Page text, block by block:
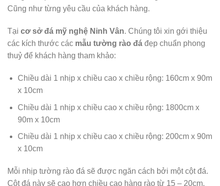
Cũng như từng yêu cầu của khách hàng.
Tại cơ sở đá mỹ nghệ Ninh Vân. Chúng tôi xin gới thiệu
các kích thước các mẫu tường rào đá đẹp chuẩn phong
thuỷ để khách hàng tham khảo:
Chiều dài 1 nhịp x chiều cao x chiều rộng: 160cm x 90m
x 10cm
Chiều dài 1 nhịp x chiều cao x chiều rộng: 1800cm x
90m x 10cm
Chiều dài 1 nhịp x chiều cao x chiều rộng: 200cm x 90m
x 10cm
Mỗi nhịp tường rào đá sẽ được ngăn cách bởi một cột đá.
Cột đá này sẽ cao hơn chiều cao hàng rào từ 15 – 20cm.